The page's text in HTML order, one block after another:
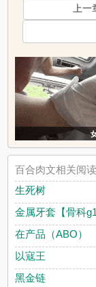
上一
百合肉文相关阅读
生死树
金属牙套【骨科g1
在产品（ABO）
以寇王
黑金链